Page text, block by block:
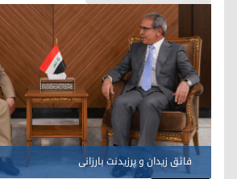
فائق زیدان و پرزیدنت بارزانی